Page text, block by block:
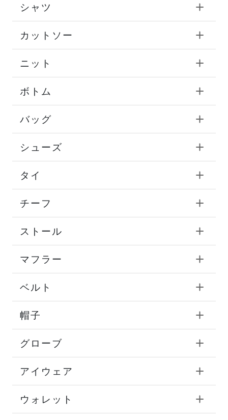
シャツ
カットソー
ニット
ボトム
バッグ
シューズ
タイ
チーフ
ストール
マフラー
ベルト
帽子
グローブ
アイウェア
ウォレット